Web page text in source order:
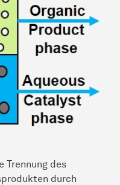
Trennung des
durch